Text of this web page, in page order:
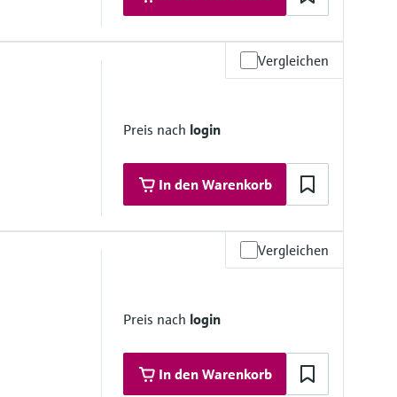
Vergleichen
Preis nach login
In den Warenkorb
Vergleichen
Preis nach login
In den Warenkorb